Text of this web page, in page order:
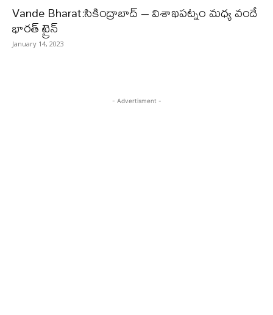
Vande Bharat:సికింద్రాబాద్ – విశాఖపట్నం మధ్య వందే
భారత్ ట్రైన్
January 14, 2023
- Advertisment -